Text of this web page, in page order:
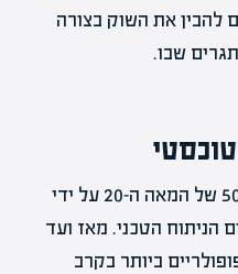
להבין את השוק בצורה
שבו.
מתנד סטוכסטי פותח בשנות ה-50 של המאה ה-20 על ידי
הניתוח הטכני. מאז ועד
ביותר בקרב